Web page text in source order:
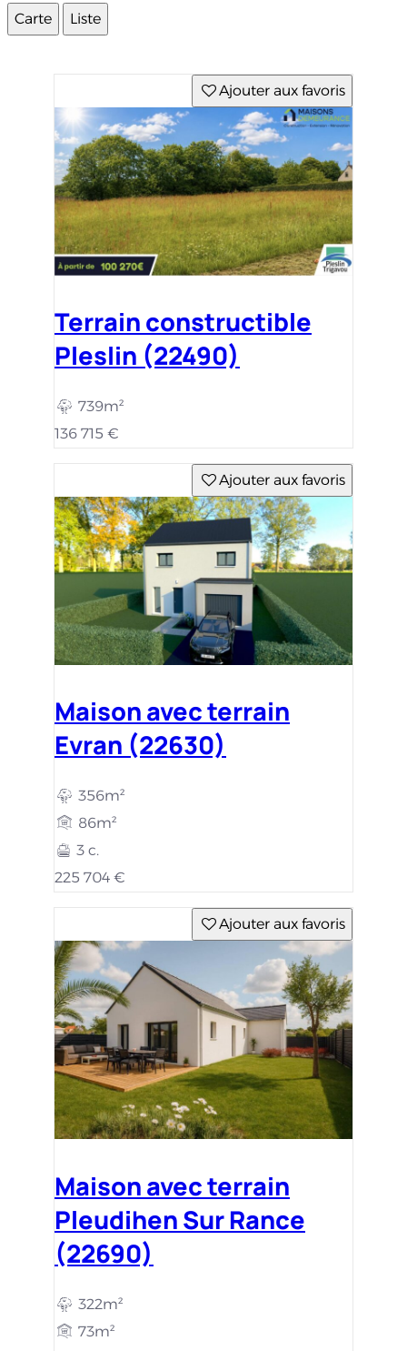
Carte Liste
Ajouter aux favoris
Terrain constructible
Pleslin (22490)
739m²
136 715 €
Ajouter aux favoris
Maison avec terrain
Evran (22630)
356m²
86m²
3 c.
225 704 €
Ajouter aux favoris
Maison avec terrain
Pleudihen Sur Rance
(22690)
322m²
73m²